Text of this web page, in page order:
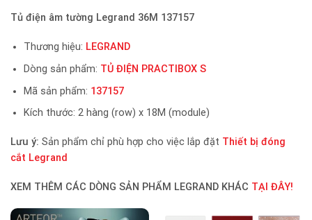
Tủ điện âm tường Legrand 36M 137157
Thương hiệu: LEGRAND
Dòng sản phẩm: TỦ ĐIỆN PRACTIBOX S
Mã sản phẩm: 137157
Kích thước: 2 hàng (row) x 18M (module)
Lưu ý: Sản phẩm chỉ phù hợp cho việc lắp đặt Thiết bị đóng
cắt Legrand
XEM THÊM CÁC DÒNG SẢN PHẨM LEGRAND KHÁC TẠI ĐÂY!